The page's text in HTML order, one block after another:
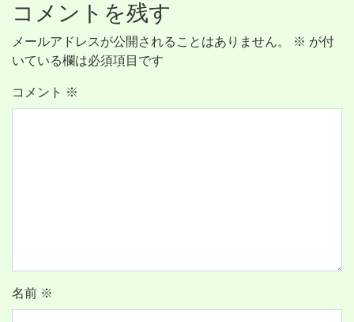
コメントを残す
メールアドレスが公開されることはありません。 ※ が付
いている欄は必須項目です
コメント ※
名前 ※